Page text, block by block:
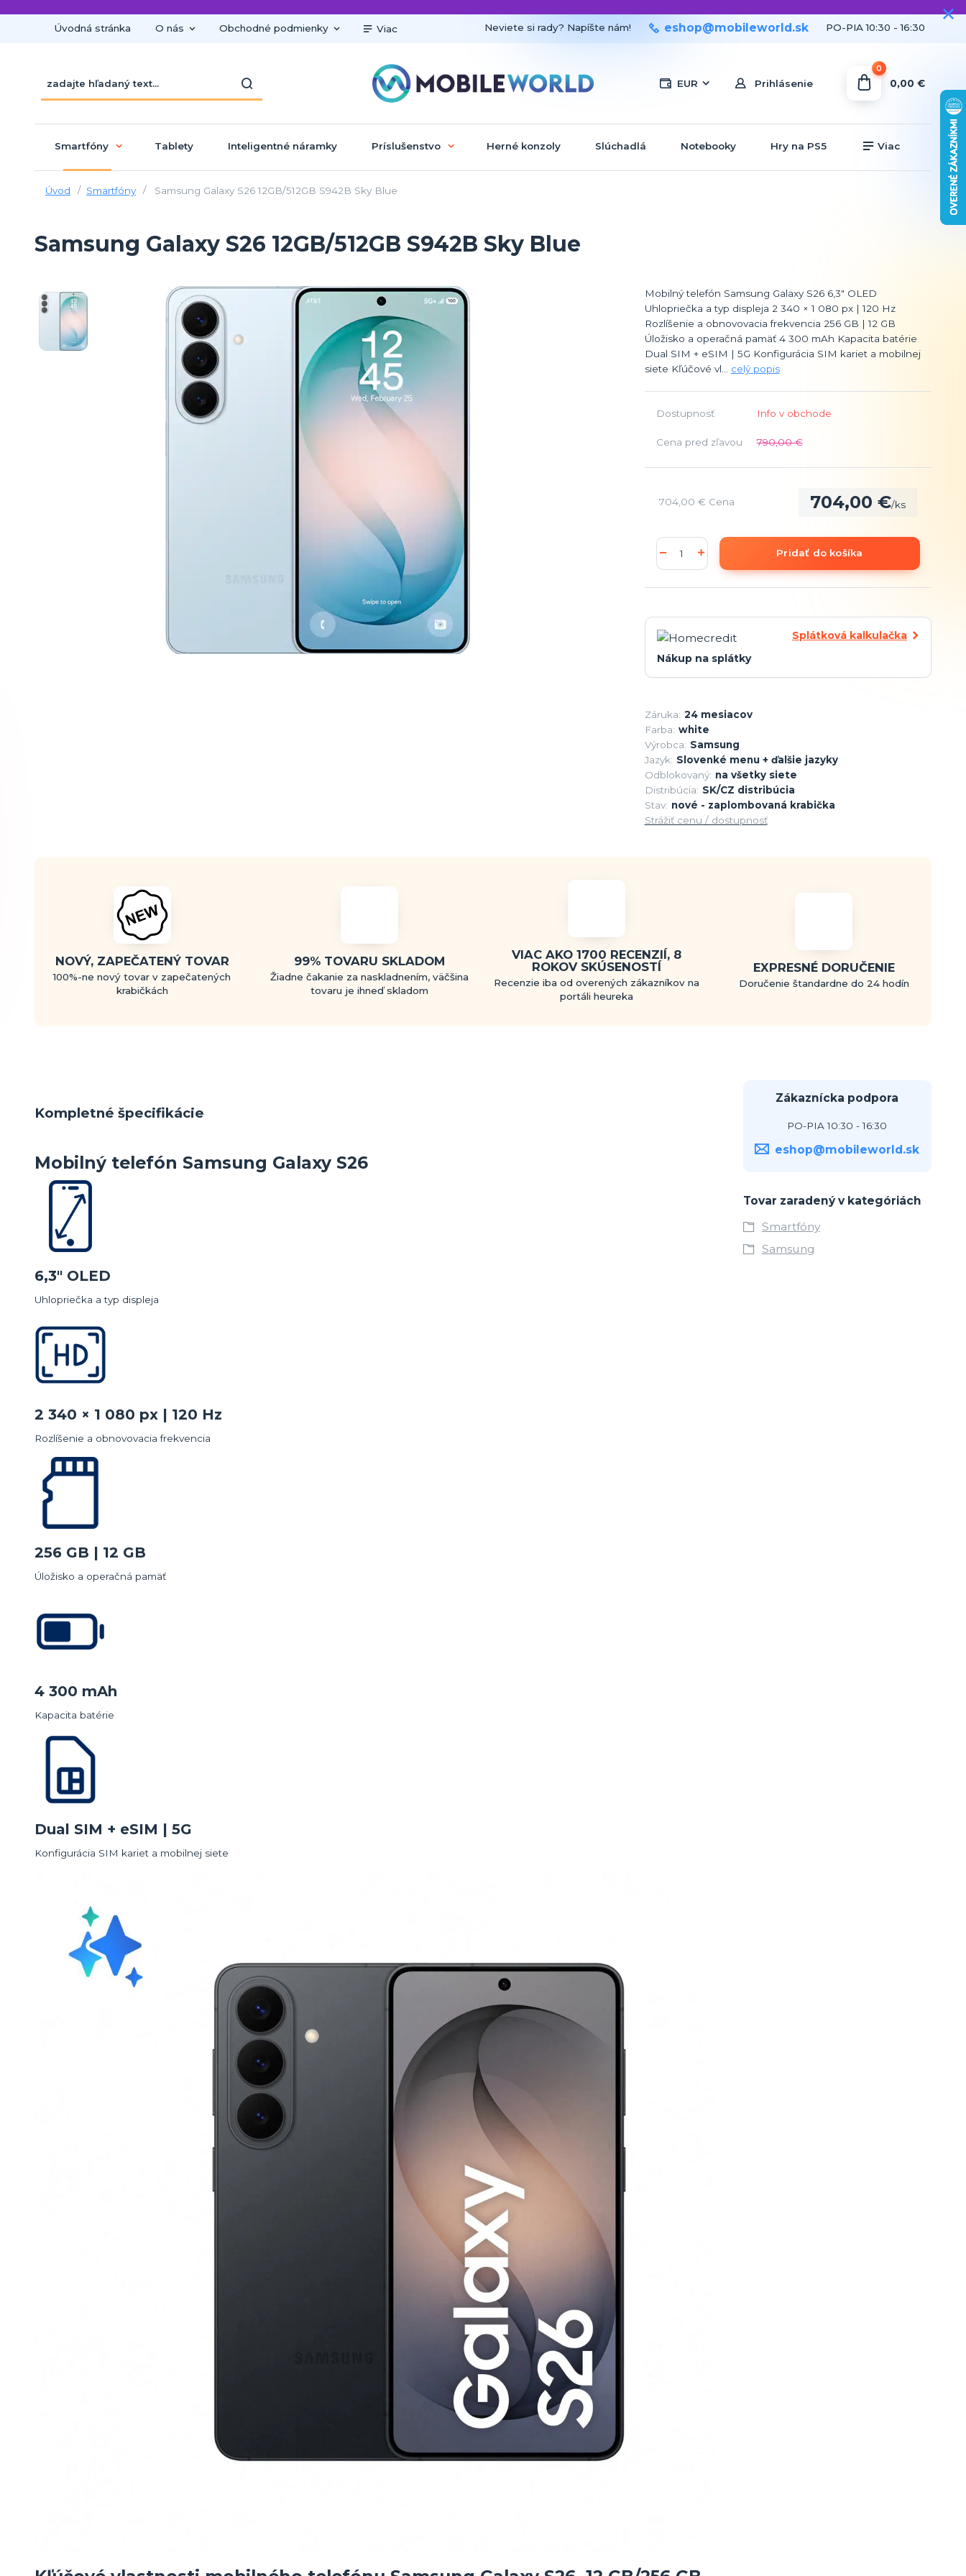
Úvodná stránka O nás Obchodné podmienky Viac
EUR Prihlásenie
Neviete si rady? Napíšte nám! eshop@mobileworld.sk PO-PIA 10:30 - 16:30
0
0,00 €
Smartfóny Tablety Inteligentné náramky Príslušenstvo Herné konzoly Slúchadlá Notebooky Hry na PS5 Viac
Úvod Smartfóny Samsung Galaxy S26 12GB/512GB S942B Sky Blue
Samsung Galaxy S26 12GB/512GB S942B Sky Blue
Mobilný telefón Samsung Galaxy S26 6,3" OLED
Uhlopriečka a typ displeja 2 340 × 1 080 px | 120 Hz
Rozlíšenie a obnovovacia frekvencia 256 GB | 12 GB
Úložisko a operačná pamäť 4 300 mAh Kapacita batérie
Dual SIM + eSIM | 5G Konfigurácia SIM kariet a mobilnej
siete Kľúčové vl... celý popis
Dostupnosť Info v obchode
Cena pred zľavou 790,00 €
704,00 €/ks
704,00 € Cena
Pridať do košíka
Splátková kalkulačka
Nákup na splátky
Záruka: 24 mesiacov
Farba: white
Výrobca: Samsung
Jazyk: Slovenké menu + ďalšie jazyky
Odblokovaný: na všetky siete
Distribúcia: SK/CZ distribúcia
Stav: nové - zaplombovaná krabička
Strážiť cenu / dostupnosť
NOVÝ, ZAPEČATENÝ TOVAR
100%-ne nový tovar v zapečatených
krabičkách
99% TOVARU SKLADOM
Žiadne čakanie za naskladnením, väčšina
tovaru je ihneď skladom
VIAC AKO 1700 RECENZIÍ, 8
ROKOV SKÚSENOSTÍ
Recenzie iba od overených zákazníkov na
portáli heureka
EXPRESNÉ DORUČENIE
Doručenie štandardne do 24 hodín
Kompletné špecifikácie
Mobilný telefón Samsung Galaxy S26
6,3" OLED
Uhlopriečka a typ displeja
2 340 × 1 080 px | 120 Hz
Rozlíšenie a obnovovacia frekvencia
256 GB | 12 GB
Úložisko a operačná pamäť
4 300 mAh
Kapacita batérie
Dual SIM + eSIM | 5G
Konfigurácia SIM kariet a mobilnej siete
Zákaznícka podpora
PO-PIA 10:30 - 16:30
eshop@mobileworld.sk
Tovar zaradený v kategóriách
Smartfóny
Samsung